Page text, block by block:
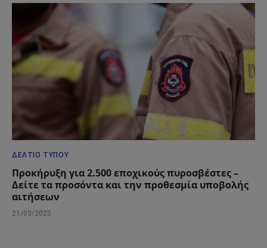
ΔΕΛΤΊΟ ΤΎΠΟΥ
Προκήρυξη για 2.500 εποχικούς πυροσβέστες –
Δείτε τα προσόντα και την προθεσμία υποβολής
αιτήσεων
21/03/2025